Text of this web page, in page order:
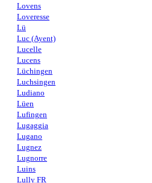
Lovens
Loveresse
Lü
Luc (Ayent)
Lucelle
Lucens
Lüchingen
Luchsingen
Ludiano
Lüen
Lufingen
Lugaggia
Lugano
Lugnez
Lugnorre
Luins
Lully FR